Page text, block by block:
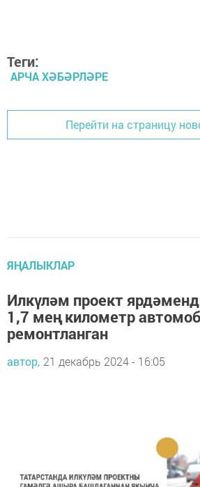
Теги:
АРЧА ХӘБӘРЛӘРЕ
Перейти на страницу
ЯҢАЛЫКЛАР
Илкүләм проект
1,7 мең километр
ремонтланган
автор, 21 декабрь 2024 - 16:05